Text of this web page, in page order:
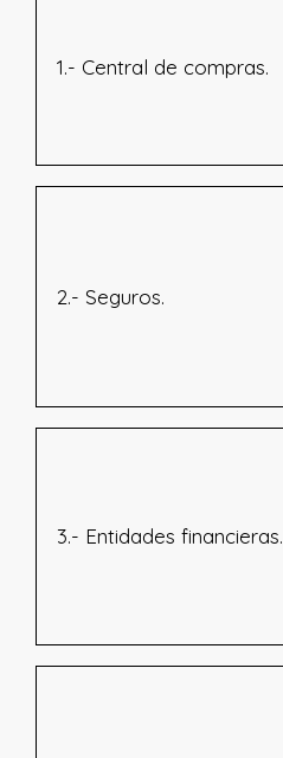
1.- Central de compras.
2.- Seguros.
3.- Entidades financieras.